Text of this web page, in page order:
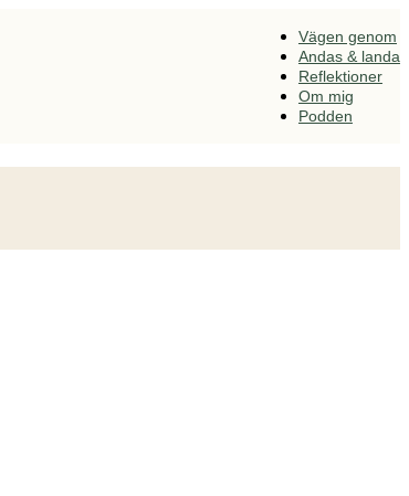
Vägen genom
Andas & landa
Reflektioner
Om mig
Podden